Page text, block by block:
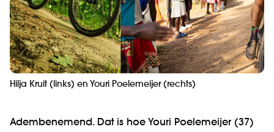
Hilja Kruit (links) en Youri Poelemeijer (rechts)
Adembenemend. Dat is hoe Youri Poelemeijer (37)